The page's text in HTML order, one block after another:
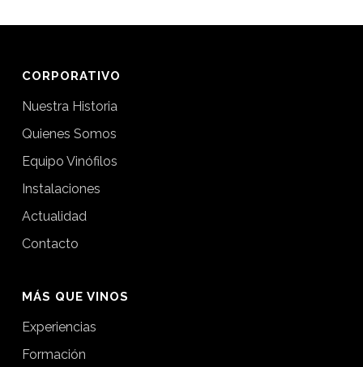
CORPORATIVO
Nuestra Historia
Quienes Somos
Equipo Vinófilos
Instalaciones
Actualidad
Contacto
MÁS QUE VINOS
Experiencias
Formación